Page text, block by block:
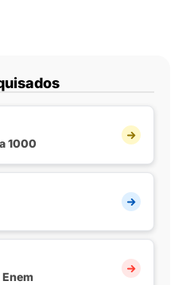
1000